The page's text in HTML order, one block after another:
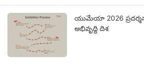
యుమేయా 2026
అభివృద్ధి దిశ